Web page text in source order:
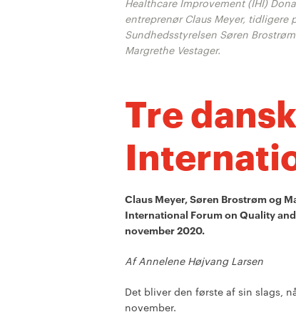
entreprenør Claus Meyer, tidligere
Sundhedsstyrelsen Søren
Margrethe Vestager.
Tre
Claus Meyer, Søren Brostrøm og
International Forum on Quality
november 2020.
Af Annelene Højvang Larsen
Det bliver den første af sin slags,
november.